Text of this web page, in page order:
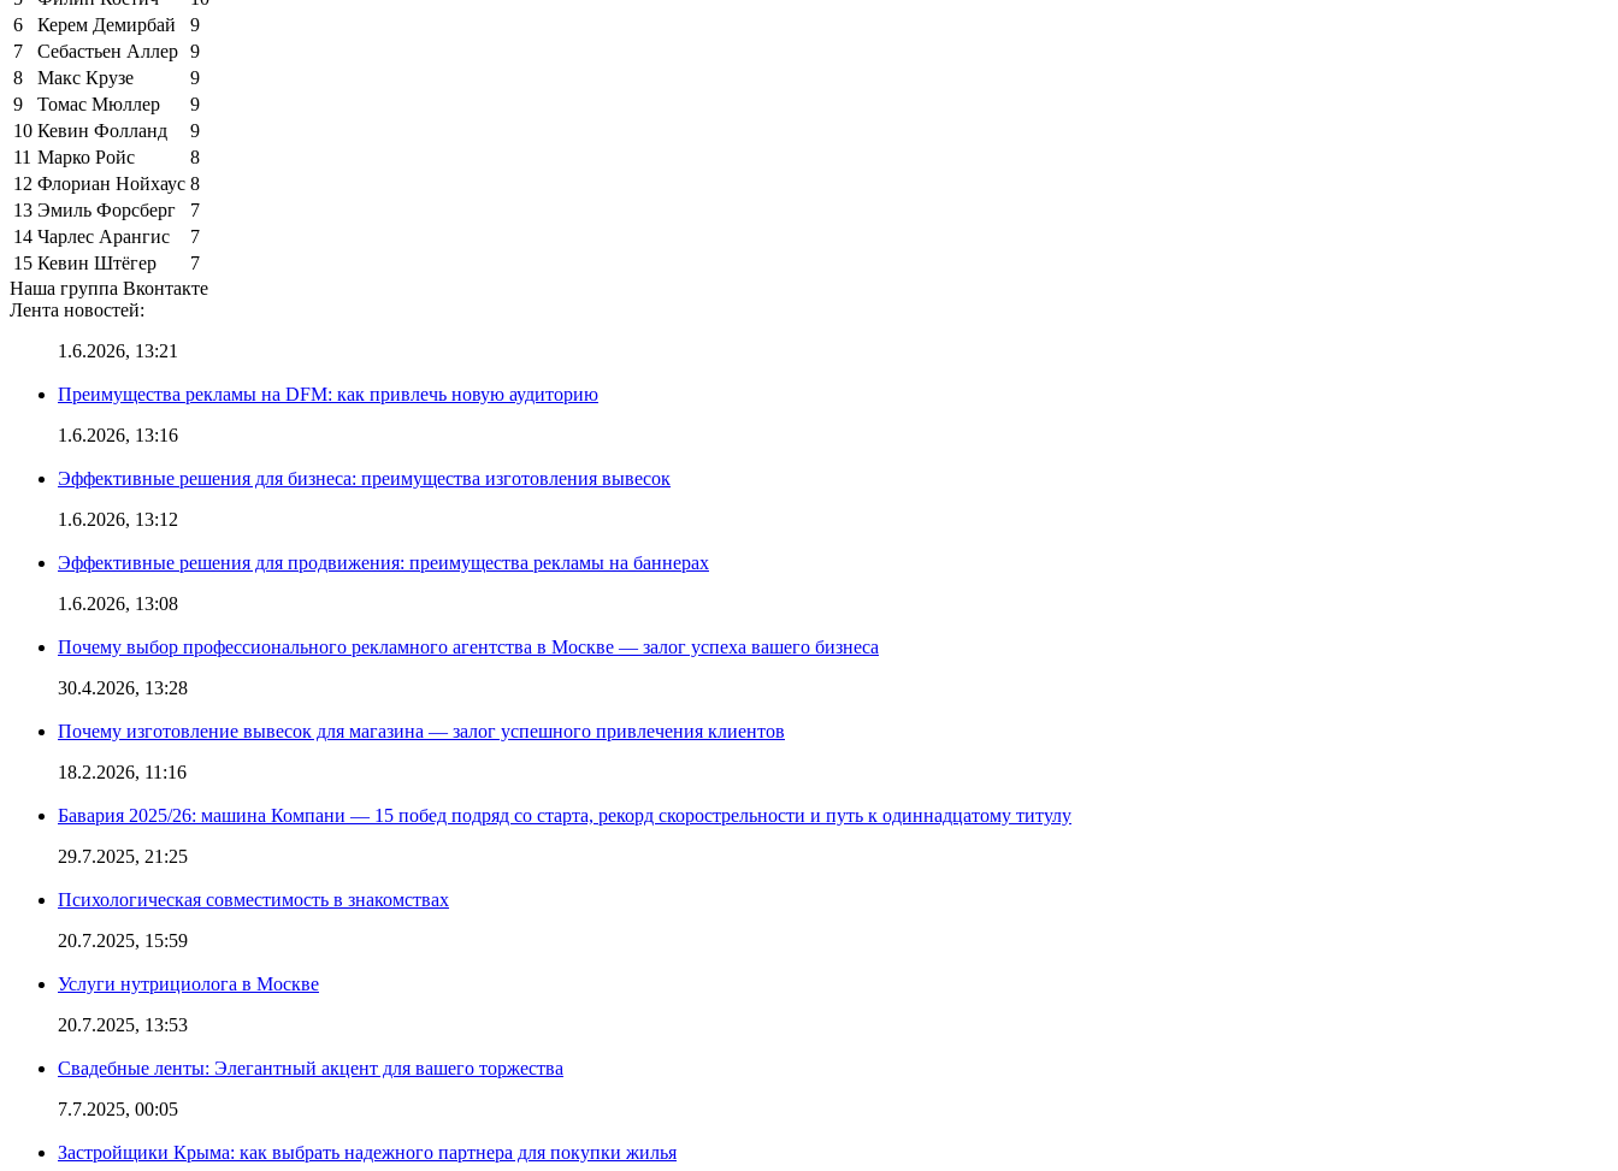
6
Керем Демирбай
9
7
Себастьен Аллер 9
8
Макс Крузе
9
9
Томас Мюллер
9
10 Кевин Фолланд
9
11 Марко Ройс
8
12 Флориан Нойхаус 8
13 Эмиль Форсберг
7
14 Чарлес Арангис
7
15 Кевин Штёгер
7
Наша группа Вконтакте
Лента новостей:
1.6.2026, 13:21
Преимущества рекламы на DFM: как привлечь новую аудиторию
1.6.2026, 13:16
Эффективные решения для бизнеса: преимущества изготовления вывесок
1.6.2026, 13:12
Эффективные решения для продвижения: преимущества рекламы на баннерах
1.6.2026, 13:08
Почему выбор профессионального рекламного агентства в Москве — залог успеха вашего бизнеса
30.4.2026, 13:28
Почему изготовление вывесок для магазина — залог успешного привлечения клиентов
18.2.2026, 11:16
Бавария 2025/26: машина Компани — 15 побед подряд со старта, рекорд скорострельности и путь к одиннадцатому титулу
29.7.2025, 21:25
Психологическая совместимость в знакомствах
20.7.2025, 15:59
Услуги нутрициолога в Москве
20.7.2025, 13:53
Свадебные ленты: Элегантный акцент для вашего торжества
7.7.2025, 00:05
Застройщики Крыма: как выбрать надежного партнера для покупки жилья